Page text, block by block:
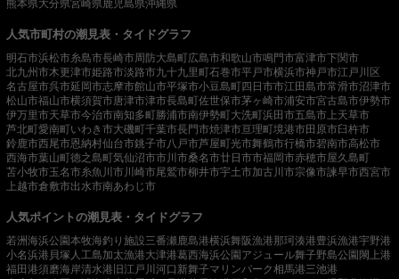
熊本県大分県宮崎県鹿児島県沖縄県
人気市町村の潮見表・タイドグラフ
明石市浜松市糸島市長崎市周防大島町広島市和歌山市鳴門市富津市下関市
北九州市木更津市姫路市淡路市九十九里町石巻市平戸市横浜市神戸市江戸川区
名古屋市呉市延岡市志摩市館山市平塚市小豆島町四日市市江田島市常滑市沼津市
松山市福山市横須賀市唐津市津市長島町佐世保市茅ヶ崎市浦安市宮古島市伊勢市
伊万里市天草市今治市南知多町勝浦市南伊勢町大洗町浜田市五島市 上天草市
芦北町愛南町いわき市大磯町千葉市長門市焼津市亘理町境港市田原市臼杵市
鈴鹿市西尾市恩納村仙台市銚子市八戸市芦屋町光市舞鶴市行橋市碧南市高松市
西海市葉山町徳之島町気仙沼市市川市桑名市廿日市市福岡市赤穂市屋久島町
苫小牧市玉名市糸魚川市川崎市尾鷲市柳井市宇土市加古川市宗像市諫早市西宮市
上越市倉敷市出水市南あわじ市
人気ポイントの潮見表・タイドグラフ
若洲海浜公園本牧海釣り施設三番瀬鹿島港横浜舞阪漁港那珂湊港豊浜漁港宇野港
小名浜港 貝塚人工島加太漁港大津港葛西海浜公園アジュール舞子野島公園閖上港
福田港須磨海岸清水港 旧江戸川河口 新舞子マリンパーク相馬港三池港